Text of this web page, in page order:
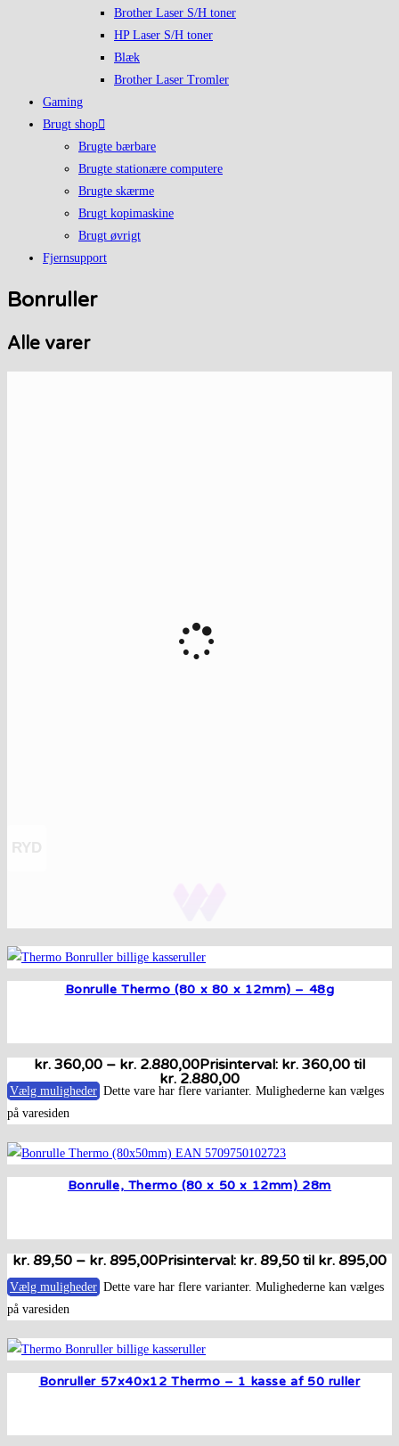
Brother Laser S/H toner
HP Laser S/H toner
Blæk
Brother Laser Tromler
Gaming
Brugt shop
Brugte bærbare
Brugte stationære computere
Brugte skærme
Brugt kopimaskine
Brugt øvrigt
Fjernsupport
Bonruller
Alle varer
RYD
Bonrulle Thermo (80 x 80 x 12mm) – 48g
kr. 360,00 – kr. 2.880,00Prisinterval: kr. 360,00 til
kr. 2.880,00
Vælg muligheder Dette vare har flere varianter. Mulighederne kan vælges
på varesiden
Bonrulle, Thermo (80 x 50 x 12mm) 28m
kr. 89,50 – kr. 895,00Prisinterval: kr. 89,50 til kr. 895,00
Vælg muligheder Dette vare har flere varianter. Mulighederne kan vælges
på varesiden
Bonruller 57x40x12 Thermo – 1 kasse af 50 ruller